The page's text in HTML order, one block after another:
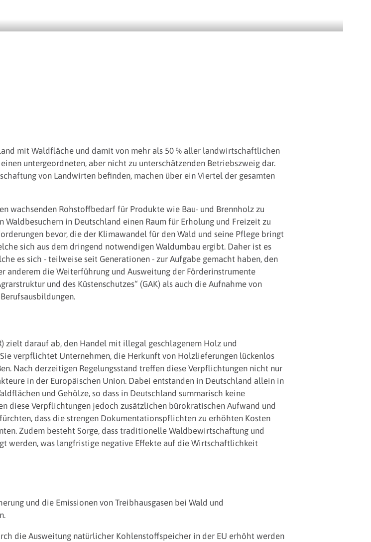
mit Waldfläche und damit von mehr als 50 % aller landwirtschaftlichen
untergeordneten, aber nicht zu unterschätzenden Betriebszweig dar.
von Landwirten befinden, machen über ein Viertel der gesamten
wachsenden Rohstoffbedarf für Produkte wie Bau- und Brennholz zu
in Deutschland einen Raum für Erholung und Freizeit zu
bevor, die der Klimawandel für den Wald und seine Pflege bringt
sich aus dem dringend notwendigen Waldumbau ergibt. Daher ist es
es sich - teilweise seit Generationen - zur Aufgabe gemacht haben, den
anderem die Weiterführung und Ausweitung der Förderinstrumente
und des Küstenschutzes“ (GAK) als auch die Aufnahme von
zielt darauf ab, den Handel mit illegal geschlagenem Holz und
verpflichtet Unternehmen, die Herkunft von Holzlieferungen lückenlos
Nach derzeitigen Regelungsstand treffen diese Verpflichtungen nicht nur
in der Europäischen Union. Dabei entstanden in Deutschland allein in
und Gehölze, so dass in Deutschland summarisch keine
diese Verpflichtungen jedoch zusätzlichen bürokratischen Aufwand und
dass die strengen Dokumentationspflichten zu erhöhten Kosten
Zudem besteht Sorge, dass traditionelle Waldbewirtschaftung und
werden, was langfristige negative Effekte auf die Wirtschaftlichkeit
und die Emissionen von Treibhausgasen bei Wald und
die Ausweitung natürlicher Kohlenstoffspeicher in der EU erhöht werden